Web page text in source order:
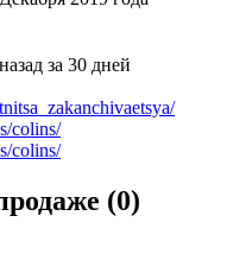
за 30 дней
colins/
colins/
(0)